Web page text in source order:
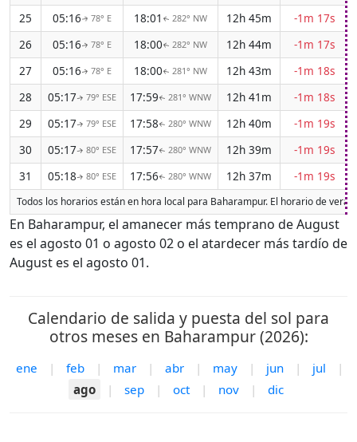
25
05:16↑ 78° E 18:01 ↑ 282° NW 12h 45m
-1m 17s
26
05:16↑ 78° E 18:00↑ 282° NW 12h 44m
-1m 17s
27
05:16↑ 78° E 18:00↑ 281° NW 12h 43m
-1m 18s
28
05:17↑ 79° ESE 17:59↑ 281° WNW 12h 41m
-1m 18s
29
05:17↑ 79° ESE 17:58↑ 280° WNW 12h 40m
-1m 19s
30
05:17↑ 80° ESE 17:57↑ 280° WNW 12h 39m
-1m 19s
31
05:18↑ 80° ESE 17:56↑ 280° WNW 12h 37m -1m 19s
Todos los horarios están en hora local para Baharampur. El horario de
En Baharampur, el amanecer más temprano de August
es el agosto 01 o agosto 02 o el atardecer más tardío de
August es el agosto 01.
Calendario de salida y puesta del sol para
otros meses en Baharampur (2026):
ene | feb | mar | abr | may | jun | jul
|
ago
| sep | oct | nov | dic